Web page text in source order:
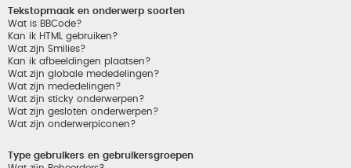
Tekstopmaak en onderwerp soorten
Wat is BBCode?
Kan ik HTML gebruiken?
Wat zijn Smilies?
Kan ik afbeeldingen plaatsen?
Wat zijn globale mededelingen?
Wat zijn mededelingen?
Wat zijn sticky onderwerpen?
Wat zijn gesloten onderwerpen?
Wat zijn onderwerpiconen?
Type gebruikers en gebruikersgroepen